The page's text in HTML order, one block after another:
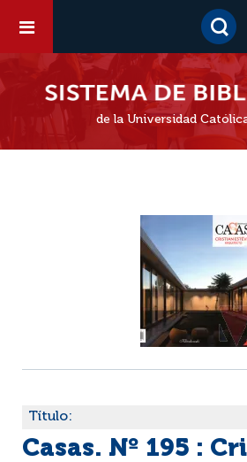
de la Universidad
Título:
Casas. Nº 195 :